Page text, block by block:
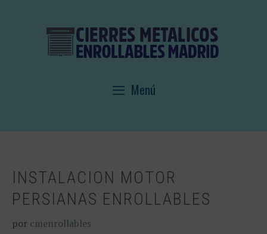
Menú
INSTALACION MOTOR
PERSIANAS ENROLLABLES
por cmenrollables